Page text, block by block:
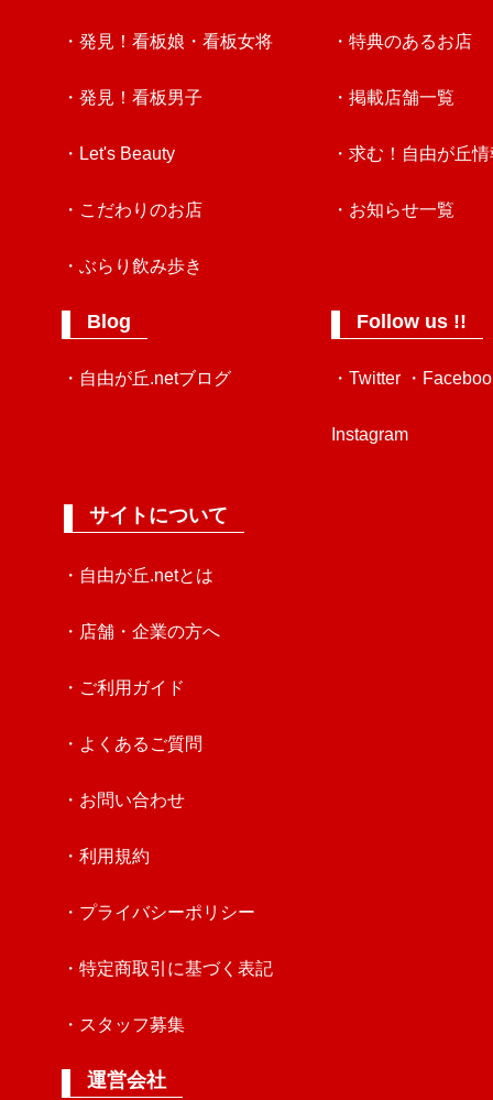
・発見！看板娘・看板女将
・発見！看板男子
・Let's Beauty
・こだわりのお店
・ぶらり飲み歩き
Blog
・自由が丘.netブログ
・特典のあるお店
・掲載店舗一覧
・求む！自由が丘
・お知らせ一覧
Follow us !!
・Twitter ・
Instagram
サイトについて
・自由が丘.netとは
・店舗・企業の方へ
・ご利用ガイド
・よくあるご質問
・お問い合わせ
・利用規約
・プライバシーポリシー
・特定商取引に基づく表記
・スタッフ募集
運営会社